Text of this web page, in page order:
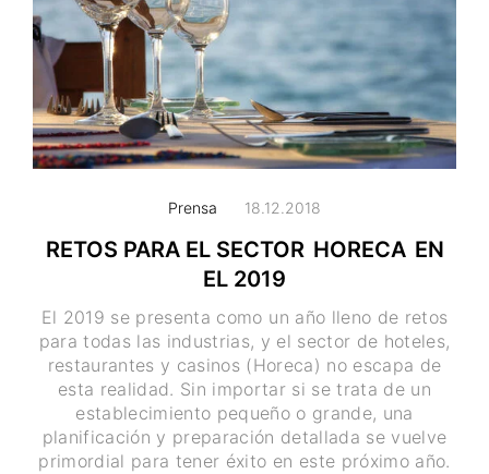
Prensa 18.12.2018
RETOS PARA EL SECTOR HORECA EN
EL 2019
El 2019 se presenta como un año lleno de retos
para todas las industrias, y el sector de hoteles,
restaurantes y casinos (Horeca) no escapa de
esta realidad. Sin importar si se trata de un
establecimiento pequeño o grande, una
planificación y preparación detallada se vuelve
primordial para tener éxito en este próximo año.